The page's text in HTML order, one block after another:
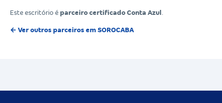
Este escritório é parceiro certificado Conta Azul
← Ver outros parceiros em SOROCABA